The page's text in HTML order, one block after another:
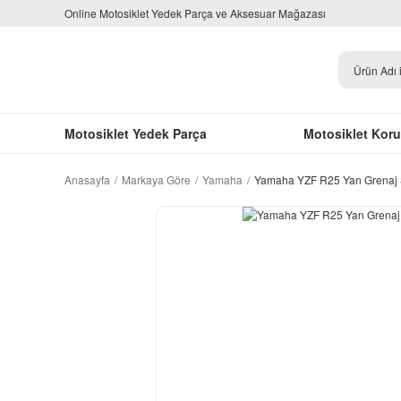
Online Motosiklet Yedek Parça ve Aksesuar Mağazası
Motosiklet Yedek Parça Motosiklet
Anasayfa Markaya Göre Yamaha Yamaha YZF R25 Yan